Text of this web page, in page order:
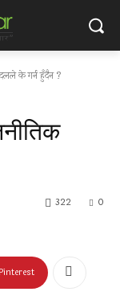
के गर्न हुँदैन ?
0
322
Pinterest